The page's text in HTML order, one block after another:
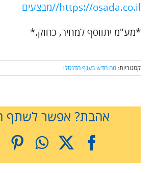
https://osada.co.il//מבצעים
*מע"מ יתווסף למחיר, כחוק.*
קטגוריות: מה חדש בענף הדנטלי
אהבת? אפשר לשתף
Facebook
X